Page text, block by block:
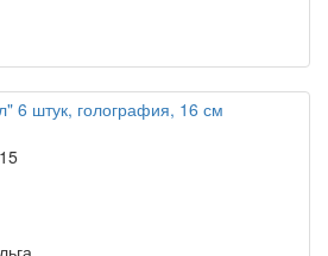
6 штук, голография, 16 см